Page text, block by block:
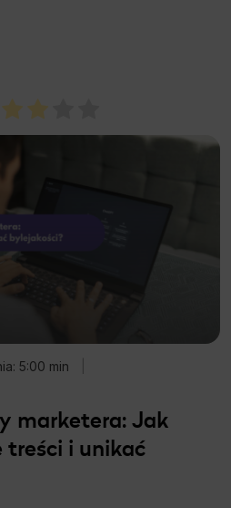
5:00 min
marketera: Jak
i unikać